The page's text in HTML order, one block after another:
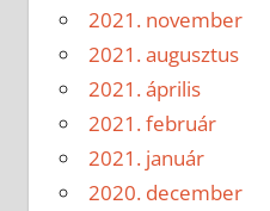
2021. november
2021. augusztus
2021. április
2021. február
2021. január
2020. december